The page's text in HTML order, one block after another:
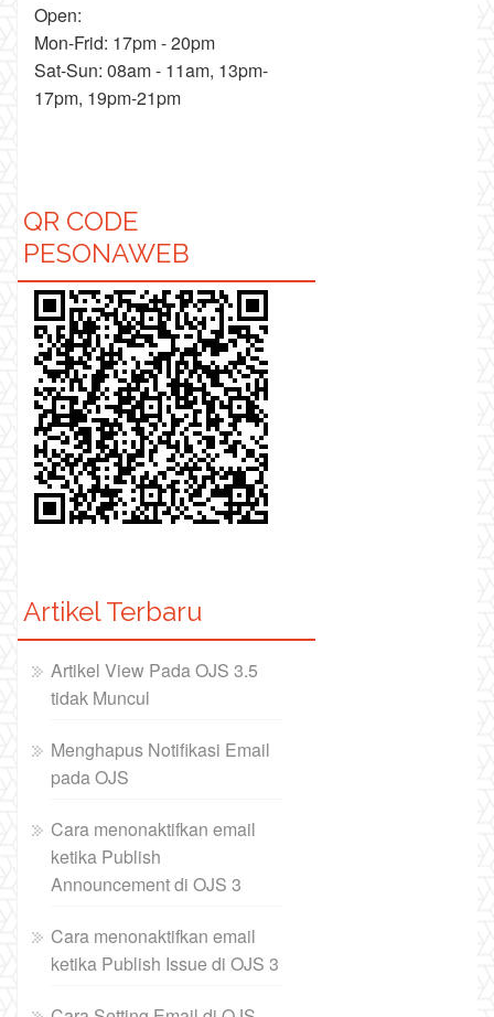
Open:
Mon-Frid: 17pm - 20pm
Sat-Sun: 08am - 11am, 13pm-
17pm, 19pm-21pm
QR CODE
PESONAWEB
Artikel Terbaru
Artikel View Pada OJS 3.5
tidak Muncul
Menghapus Notifikasi Email
pada OJS
Cara menonaktifkan email
ketika Publish
Announcement di OJS 3
Cara menonaktifkan email
ketika Publish Issue di OJS 3